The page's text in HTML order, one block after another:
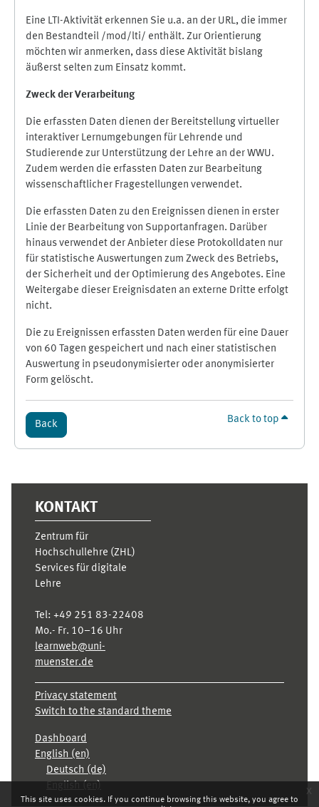
This site uses cookies. If you continue browsing this website, you agree to
x
Eine LTI-Aktivität erkennen Sie u.a. an der URL, die immer
den Bestandteil /mod/lti/ enthält. Zur Orientierung
möchten wir anmerken, dass diese Aktivität bislang
äußerst selten zum Einsatz kommt.
Zweck der Verarbeitung
Die erfassten Daten dienen der Bereitstellung virtueller
interaktiver Lernumgebungen für Lehrende und
Studierende zur Unterstützung der Lehre an der WWU.
Zudem werden die erfassten Daten zur Bearbeitung
wissenschaftlicher Fragestellungen verwendet.
Die erfassten Daten zu den Ereignissen dienen in erster
Linie der Bearbeitung von Supportanfragen. Darüber
hinaus verwendet der Anbieter diese Protokolldaten nur
für statistische Auswertungen zum Zweck des Betriebs,
der Sicherheit und der Optimierung des Angebotes. Eine
Weitergabe dieser Ereignisdaten an externe Dritte erfolgt
nicht.
Die zu Ereignissen erfassten Daten werden für eine Dauer
von 60 Tagen gespeichert und nach einer statistischen
Auswertung in pseudonymisierter oder anonymisierter
Form gelöscht.
Back Back to top
KONTAKT
Zentrum für
Hochschullehre (ZHL)
Services für digitale
Lehre
Tel: +49 251 83-22408
Mo.- Fr. 10–16 Uhr
learnweb@uni-
muenster.de
Privacy statement
Switch to the standard theme
Dashboard
English ‎(en)‎
Deutsch ‎(de)‎